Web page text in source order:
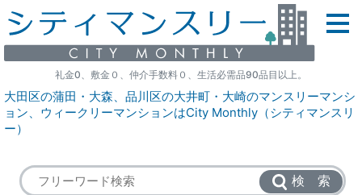
礼金0、敷金０、仲介手数料０、生活必需品90品目以上。
大田区の蒲田・大森、品川区の大井町・大崎のマンスリーマンシ
ョン、ウィークリーマンションはCity Monthly（シティマンスリ
ー）
検 索